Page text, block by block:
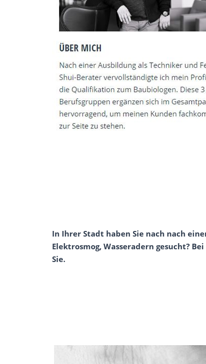
In Ihrer Stadt haben Sie nach nach
Elektrosmog, Wasseradern gesucht?
Sie.